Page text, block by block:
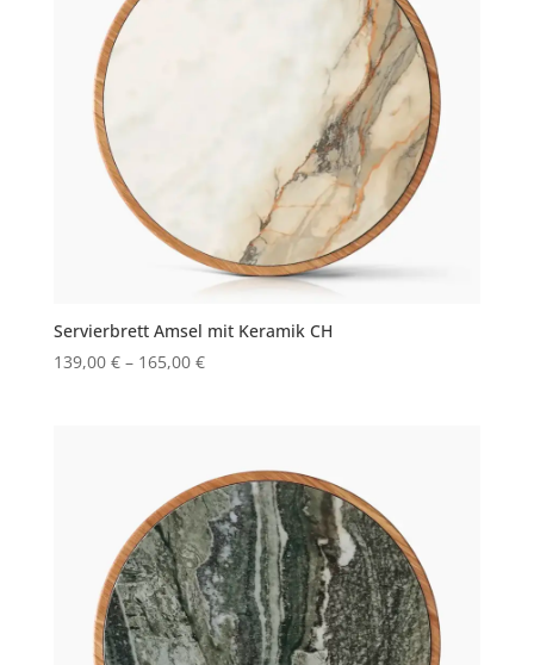
Servierbrett Amsel mit Keramik CH
139,00 €– 165,00 €